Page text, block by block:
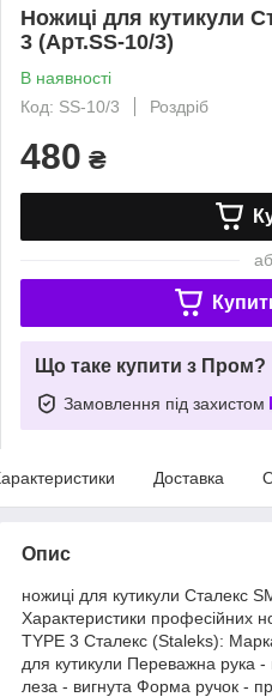
Ножиці для кутикули
3 (Арт.SS-10/3)
В наявності
Код: SS-10/3
Роздріб
480 ₴
Що таке купити з Пром?
Замовлення під захистом
Доставка
Опис
ножиці для кутикули Сталекс
Характеристики професійних
TYPE 3 Сталекс (Staleks):
для кутикули Переважна рука
леза - вигнута Форма ручок -